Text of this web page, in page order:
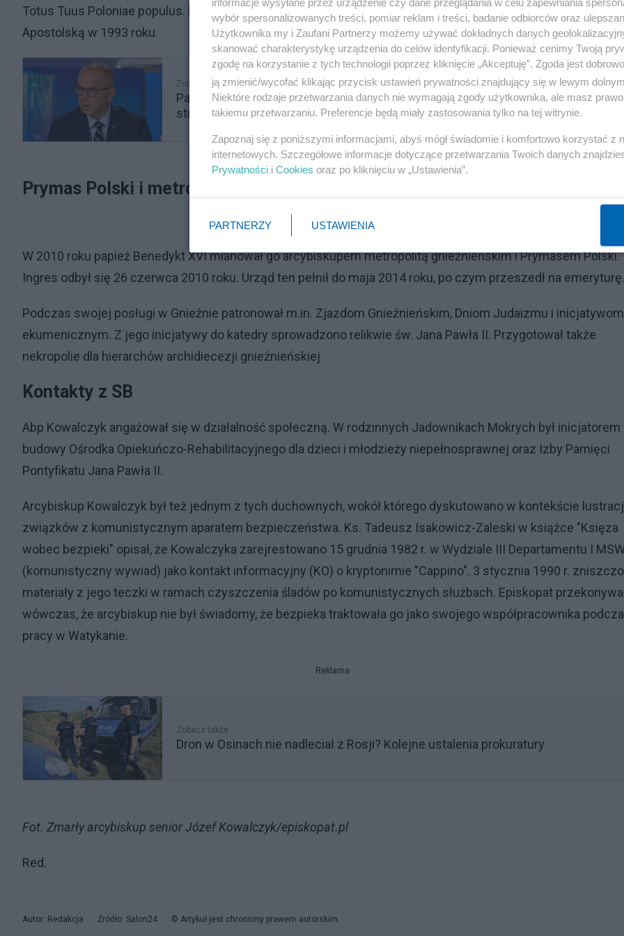
Totus Tuus Poloniae populus. Brał także udział w negocjowaniu i podpisaniu konkordatu między Polską a
Apostolską w 1993 roku.
Zobacz także
Pacjenci onkologiczni tego Szczerbie nie zapomną. Dziennikarka aż oniemiała w
studiu
Prymas Polski i metropolita gnieźnieński
Reklama
W 2010 roku papież Benedykt XVI mianował go arcybiskupem metropolitą gnieźnieńskim i Prymasem Polski.
Ingres odbył się 26 czerwca 2010 roku. Urząd ten pełnił do maja 2014 roku, po czym przeszedł na emeryturę.
Podczas swojej posługi w Gnieźnie patronował m.in. Zjazdom Gnieźnieńskim, Dniom Judaizmu i inicjatywom
ekumenicznym. Z jego inicjatywy do katedry sprowadzono relikwie św. Jana Pawła II. Przygotował także
nekropolie dla hierarchów archidiecezji gnieźnieńskiej.
Kontakty z SB
Abp Kowalczyk angażował się w działalność społeczną. W rodzinnych Jadownikach Mokrych był inicjatorem
budowy Ośrodka Opiekuńczo-Rehabilitacyjnego dla dzieci i młodzieży niepełnosprawnej oraz Izby Pamięci
Pontyfikatu Jana Pawła II.
Arcybiskup Kowalczyk był też jednym z tych duchownych, wokół którego dyskutowano w kontekście
związków z komunistycznym aparatem bezpieczeństwa. Ks. Tadeusz Isakowicz-Zaleski w książce "Księza
wobec bezpieki" opisał, że Kowalczyka zarejrestowano 15 grudnia 1982 r. w Wydziale III Departamentu I
(komunistyczny wywiad) jako kontakt informacyjny (KO) o kryptonimie "Cappino". 3 stycznia 1990 r.
materiały z jego teczki w ramach czyszczenia śladów po komunistycznych służbach. Episkopat
wówczas, że arcybiskup nie był świadomy, że bezpieka traktowała go jako swojego współpracownika
pracy w Watykanie.
Reklama
Zobacz także
Dron w Osinach nie nadleciał z Rosji? Kolejne ustalenia prokuratury
Fot. Zmarły arcybiskup senior Józef Kowalczyk/episkopat.pl
Red.
Autor: Redakcja Źródło: Salon24 © Artykuł jest chroniony prawem autorskim.
wybór spersonalizowanych treści, pomiar reklam i treści, badanie odbiorców oraz
Użytkownika my i Zaufani Partnerzy możemy używać dokładnych danych
skanować charakterystykę urządzenia do celów identyfikacji. Ponieważ cenimy Twoją
zgodę na korzystanie z tych technologii poprzez kliknięcie „Akceptuję”. Zgoda jest
ją zmienić/wycofać klikając przycisk ustawień prywatności znajdujący się w lewym
Niektóre rodzaje przetwarzania danych nie wymagają zgody użytkownika, ale masz
takiemu przetwarzaniu. Preferencje będą miały zastosowania tylko na tej witrynie.
Zapoznaj się z poniższymi informacjami, abyś mógł świadomie i komfortowo korzystać z
internetowych. Szczegółowe informacje dotyczące przetwarzania Twoich danych
Prywatności i Cookies oraz po kliknięciu w „Ustawienia”.
PARTNERZY USTAWIENIA